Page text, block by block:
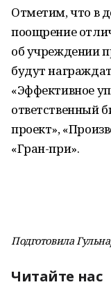
Отметим, что в
поощрение
об учреждении
будут
«Эффективное
ответственный
проект»,
«Гран-при».
Подготовила
Читайте нас